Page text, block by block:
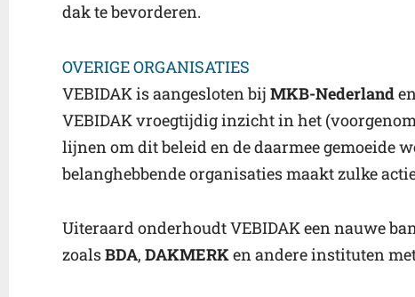
dak te bevorderen.
OVERIGE ORGANISATIES
VEBIDAK is aangesloten bij MKB-Nederland
VEBIDAK vroegtijdig inzicht in het
lijnen om dit beleid en de daarmee gemoeide
belanghebbende organisaties maakt zulke
Uiteraard onderhoudt VEBIDAK een nauwe
zoalsBDA, DAKMERKen andere instituten